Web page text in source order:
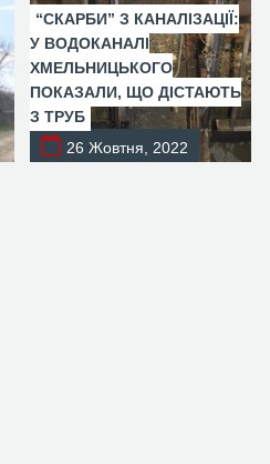
“СКАРБИ” З КАНАЛІЗАЦІЇ:
У ВОДОКАНАЛІ
ХМЕЛЬНИЦЬКОГО
ПОКАЗАЛИ, ЩО ДІСТАЮТЬ
З ТРУБ
26 Жовтня, 2022